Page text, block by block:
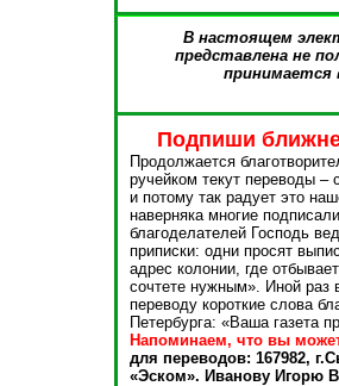
В настоящем
представлена не
принимается
Подпиши
Продолжается
ручейком текут переводы
и потому так радует это
наверняка многие
благоделателей Господь
приписки: одни просят
адрес колонии, где
сочтете нужным». Иной раз
переводу короткие слова
Петербурга: «Ваша газета
Напоминаем, что вы
для переводов: 167982,
«Эском». Иванову Игорю